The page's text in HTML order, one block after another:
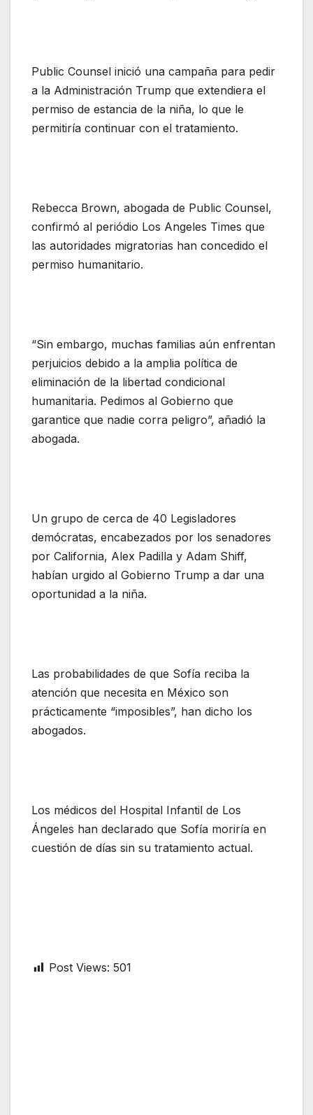
Public Counsel inició una campaña para pedir
a la Administración Trump que extendiera el
permiso de estancia de la niña, lo que le
permitiría continuar con el tratamiento.
Rebecca Brown, abogada de Public Counsel,
confirmó al periódio Los Angeles Times que
las autoridades migratorias han concedido el
permiso humanitario.
“Sin embargo, muchas familias aún enfrentan
perjuicios debido a la amplia política de
eliminación de la libertad condicional
humanitaria. Pedimos al Gobierno que
garantice que nadie corra peligro”, añadió la
abogada.
Un grupo de cerca de 40 Legisladores
demócratas, encabezados por los senadores
por California, Alex Padilla y Adam Shiff,
habían urgido al Gobierno Trump a dar una
oportunidad a la niña.
Las probabilidades de que Sofía reciba la
atención que necesita en México son
prácticamente “imposibles”, han dicho los
abogados.
Los médicos del Hospital Infantil de Los
Ángeles han declarado que Sofía moriría en
cuestión de días sin su tratamiento actual.
Post Views: 501